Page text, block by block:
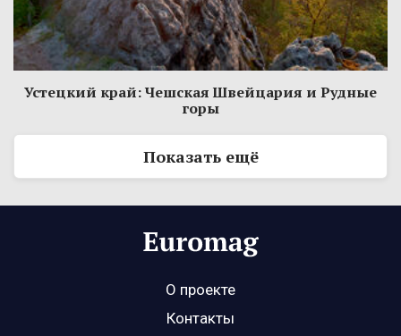
Устецкий край: Чешская Швейцария и Рудные
горы
Показать ещё
О проекте
Контакты